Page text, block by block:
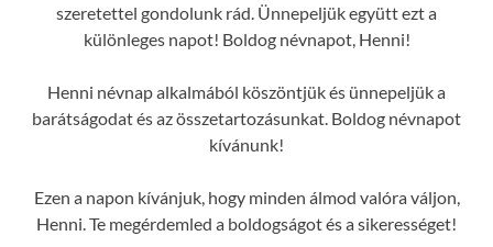
szeretettel gondolunk rád. Ünnepeljük együtt ezt a
különleges napot! Boldog névnapot, Henni!
Henni névnap alkalmából köszöntjük és ünnepeljük a
barátságodat és az összetartozásunkat. Boldog névnapot
kívánunk!
Ezen a napon kívánjuk, hogy minden álmod valóra váljon,
Henni. Te megérdemled a boldogságot és a sikerességet!